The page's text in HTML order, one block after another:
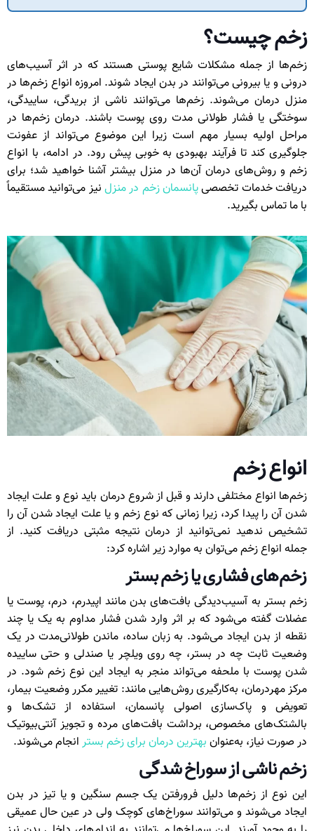
زخم چیست؟
زخم‌ها از جمله مشکلات شایع پوستی هستند که در اثر آسیب‌های
درونی و یا بیرونی می‌توانند در بدن ایجاد شوند. امروزه انواع زخم‌ها در
منزل درمان می‌شوند. زخم‌ها می‌توانند ناشی از بریدگی، ساییدگی،
سوختگی یا فشار طولانی مدت روی پوست باشند. درمان زخم‌ها در
مراحل اولیه بسیار مهم است زیرا این موضوع می‌تواند از عفونت
جلوگیری کند تا فرآیند بهبودی به خوبی پیش رود. در ادامه، با انواع
زخم و روش‌های درمان آن‌ها در منزل بیشتر آشنا خواهید شد؛ برای
دریافت خدمات تخصصیپانسمان زخم در منزل نیز می‌توانید مستقیماً
با ما تماس بگیرید.
انواع زخم
زخم‌ها انواع مختلفی دارند و قبل از شروع درمان باید نوع و علت ایجاد
شدن آن را پیدا کرد، زیرا زمانی که نوع زخم و یا علت ایجاد شدن آن را
تشخیص ندهید نمی‌توانید از درمان نتیجه مثبتی دریافت کنید. از
جمله انواع زخم می‌توان به موارد زیر اشاره کرد:
زخم‌های فشاری یا زخم بستر
زخم بستر به آسیب‌دیدگی بافت‌های بدن مانند اپیدرم، درم، پوست یا
عضلات گفته می‌شود که بر اثر وارد شدن فشار مداوم به یک یا چند
نقطه از بدن ایجاد می‌شود. به زبان ساده، ماندن طولانی‌مدت در یک
وضعیت ثابت چه در بستر، چه روی ویلچر یا صندلی و حتی ساییده
شدن پوست با ملحفه می‌تواند منجر به ایجاد این نوع زخم شود. در
مرکز مهردرمان، به‌کارگیری روش‌هایی مانند: تغییر مکرر وضعیت بیمار،
تعویض و پاک‌سازی اصولی پانسمان، استفاده از تشک‌ها و
بالشتک‌های مخصوص، برداشت بافت‌های مرده و تجویز آنتی‌بیوتیک
در صورت نیاز، به‌عنوان بهترین درمان برای زخم بستر انجام می‌شوند.
زخم ناشی از سوراخ شدگی
این نوع از زخم‌ها دلیل فرورفتن یک جسم سنگین و یا تیز در بدن
ایجاد می‌شوند و می‌توانند سوراخ‌های کوچک ولی در عین حال عمیقی